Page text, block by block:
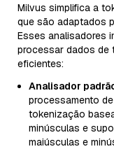
Milvus simplifica a
que são adaptados
Esses analisadores
processar dados de
eficientes:
Analisador
processamento
tokenização
minúsculas e
maiúsculas e